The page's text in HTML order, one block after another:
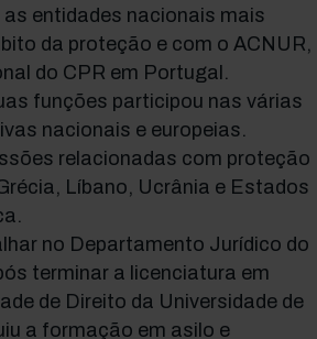
entidades nacionais mais
da proteção e com o ACNUR,
do CPR em Portugal.
funções participou nas várias
nacionais e europeias.
relacionadas com proteção
Líbano, Ucrânia e Estados
no Departamento Jurídico do
terminar a licenciatura em
de Direito da Universidade de
a formação em asilo e